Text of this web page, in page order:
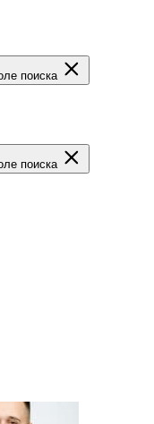
поиска
поиска